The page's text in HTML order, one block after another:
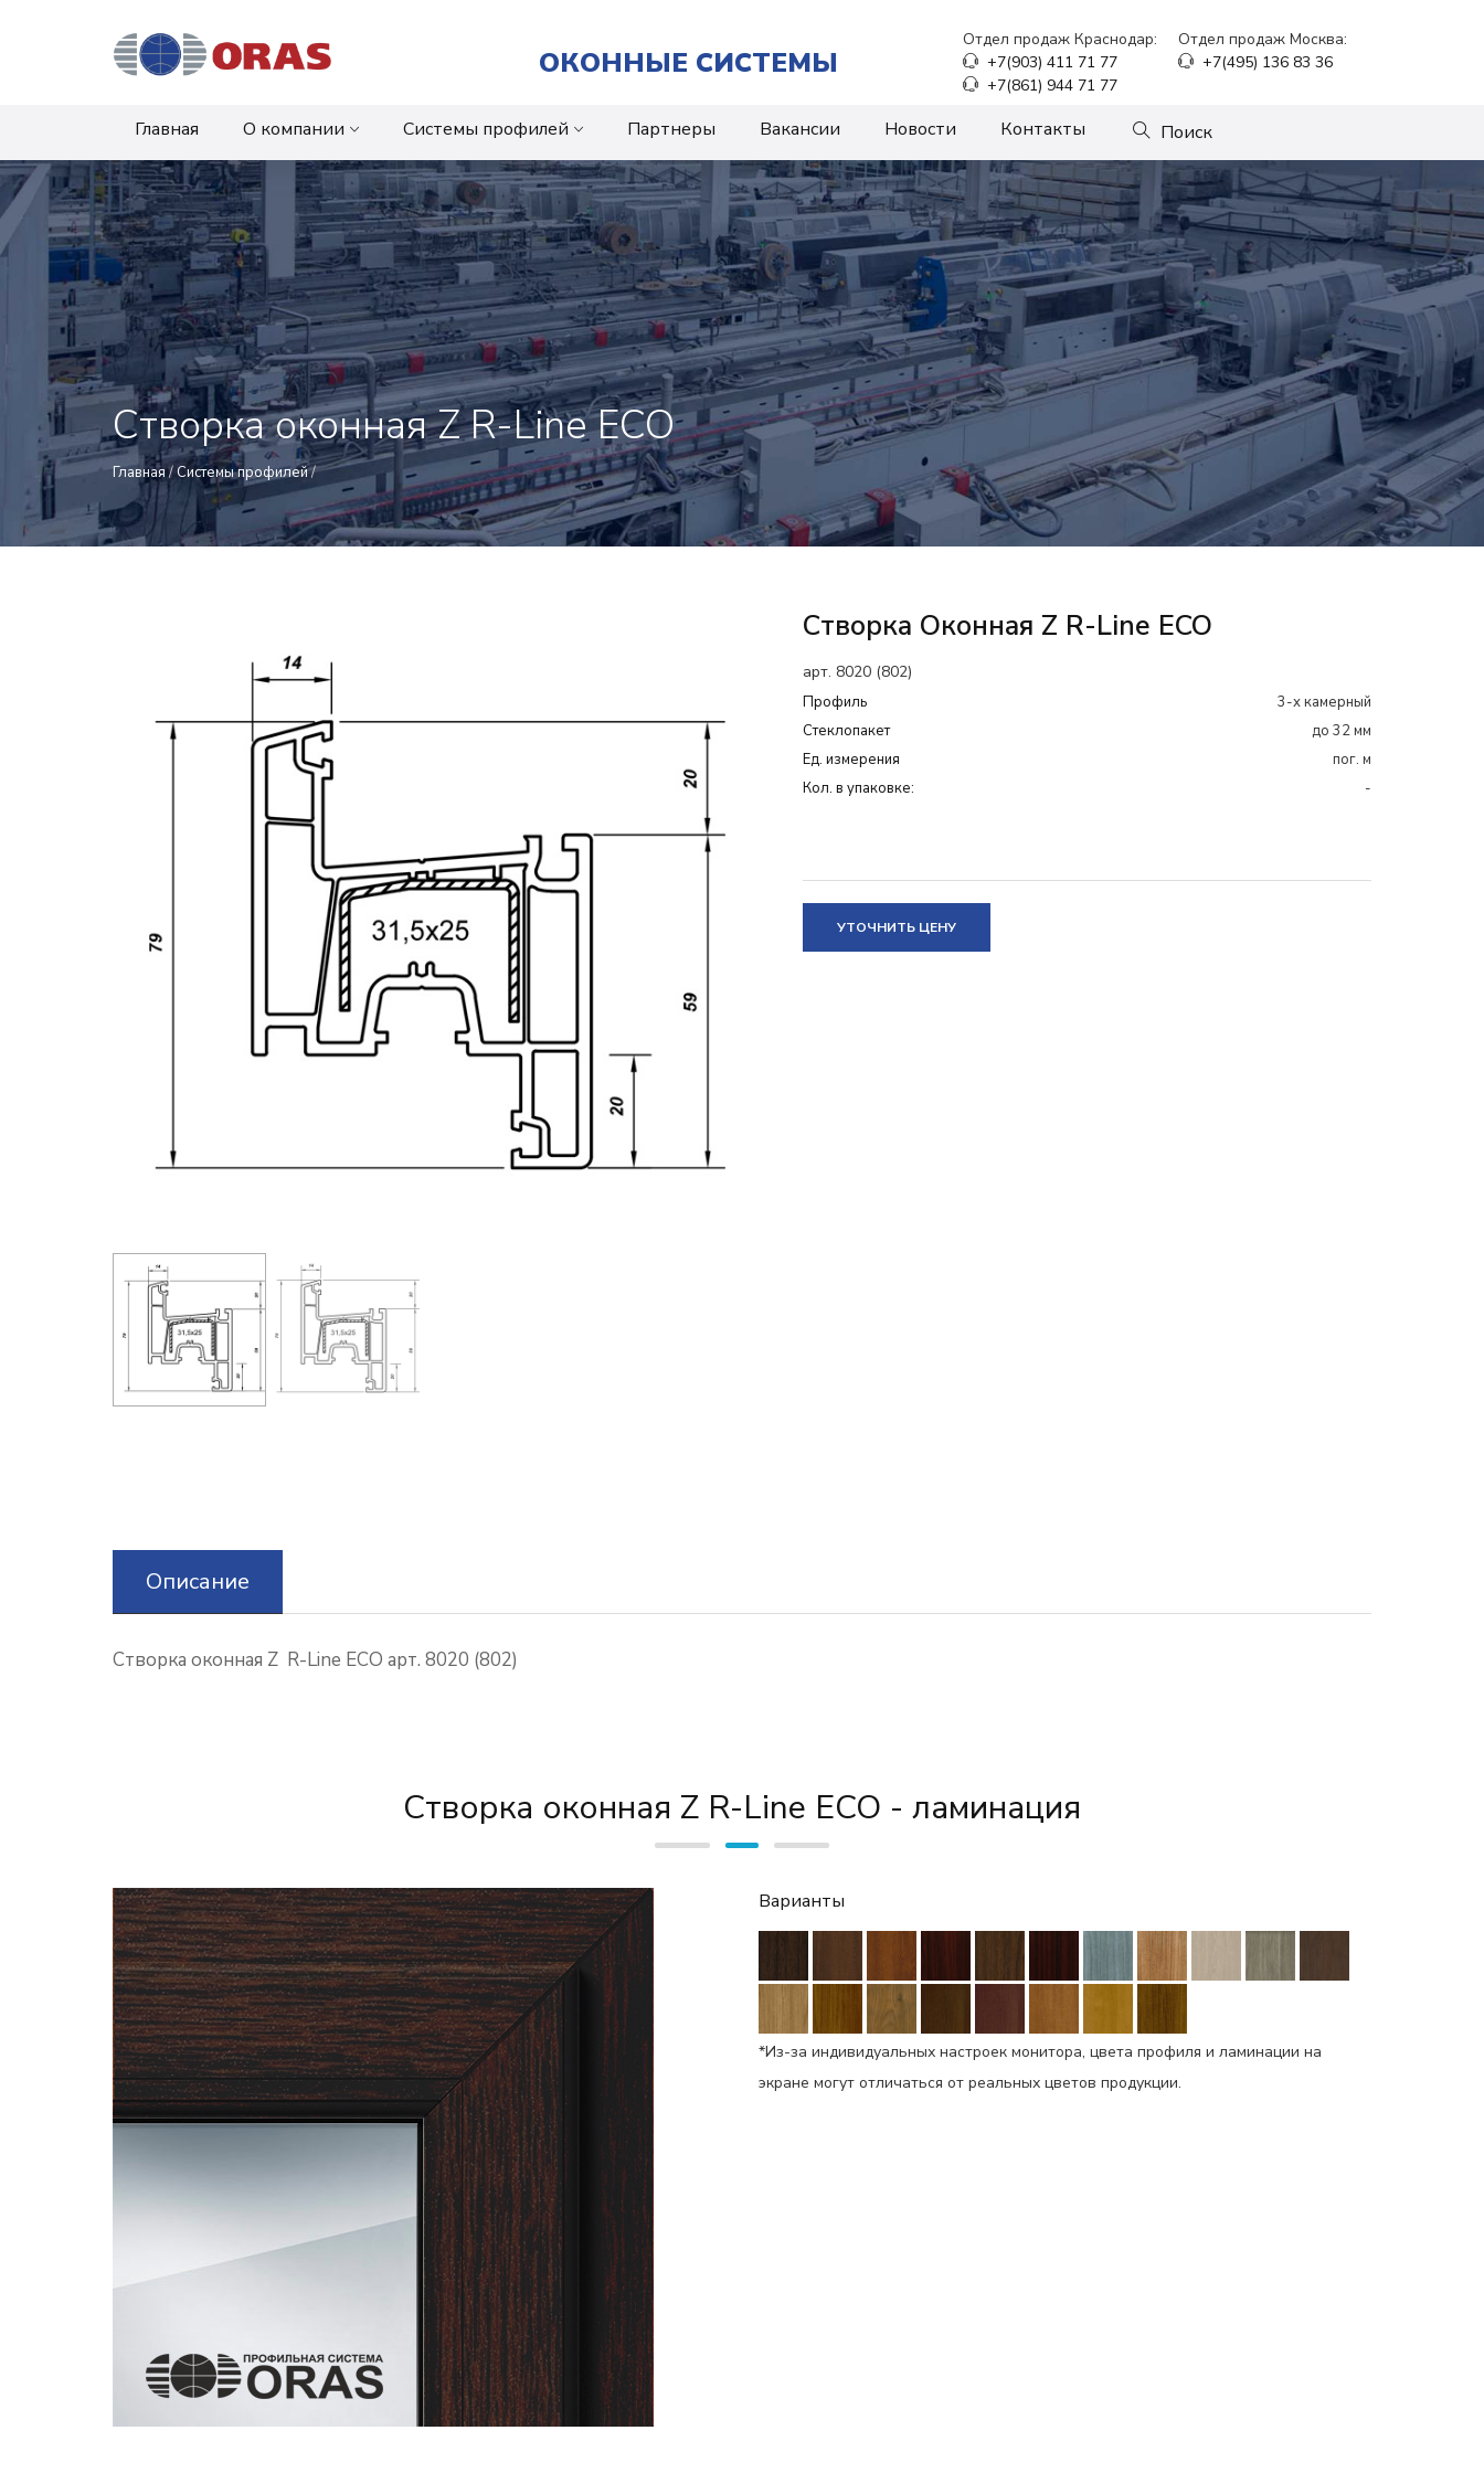
ОКОННЫЕ СИСТЕМЫ
Отдел продаж Краснодар:
+7(903) 411 71 77
+7(861) 944 71 77
Отдел продаж Москва:
+7(495) 136 83 36
Главная О компании Системы профилей Партнеры Вакансии Новости Контакты Поиск
Створка оконная Z R-Line ECO
Главная/Системы профилей/
Створка Оконная Z R-Line ECO
арт. 8020 (802)
Профиль
3-х камерный
Cтеклопакет
до 32 мм
Ед. измерения
пог. м
Кол. в упаковке:
-
УТОЧНИТЬ ЦЕНУ
Описание
Створка оконная Z R-Line ECO арт. 8020 (802)
Створка оконная Z R-Line ECO - ламинация
Варианты
*Из-за индивидуальных настроек монитора, цвета профиля и ламинации на
экране могут отличаться от реальных цветов продукции.